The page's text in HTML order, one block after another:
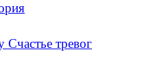
Счастье тревог